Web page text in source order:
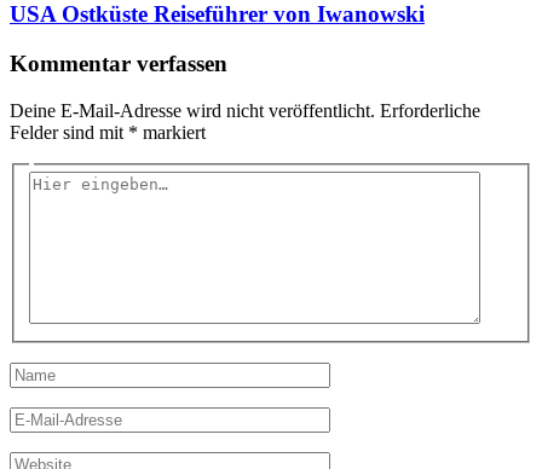
USA Ostküste Reiseführer von Iwanowski
Kommentar verfassen
Deine E-Mail-Adresse wird nicht veröffentlicht. Erforderliche
Felder sind mit * markiert
Hier
Name
E-
Mail-
Adresse
Website